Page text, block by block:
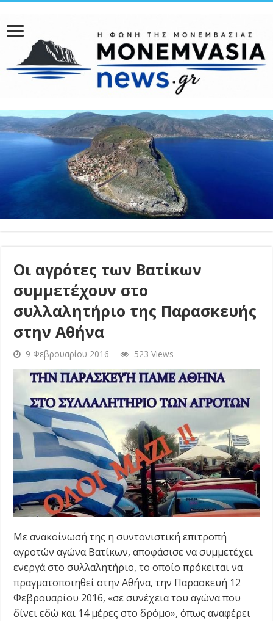
Οι αγρότες των Βατίκων
συμμετέχουν στο
συλλαλητήριο της Παρασκευής
στην Αθήνα
9 Φεβρουαρίου 2016 523 Views
Με ανακοίνωσή της η συντονιστική επιτροπή
αγροτών αγώνα Βατίκων, αποφάσισε να συμμετέχει
ενεργά στο συλλαλητήριο, το οποίο πρόκειται να
πραγματοποιηθεί στην Αθήνα, την Παρασκευή 12
Φεβρουαρίου 2016, «σε συνέχεια του αγώνα που
δίνει εδώ και 14 μέρες στο δρόμο», όπως αναφέρει